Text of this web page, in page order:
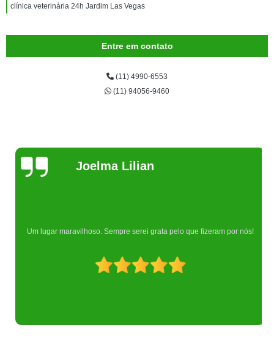
clínica veterinária 24h Jardim Las Vegas
Entre em contato
(11) 4990-6553
(11) 94056-9460
Joelma Lilian
Um lugar maravilhoso. Sempre serei grata pelo que fizeram por nós!